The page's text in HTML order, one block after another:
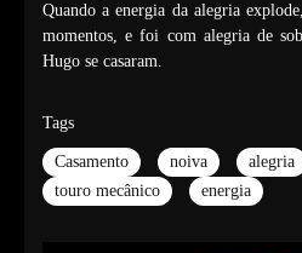
Quando a energia da alegria
momentos, e foi com alegria de
Hugo se casaram.
Tags
Casamento noiva alegria
touro mecânico
energia